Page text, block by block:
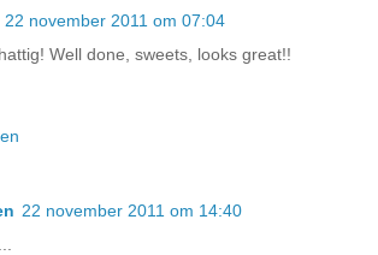
22 november 2011 om 07:04
Well done, sweets, looks great!!
22 november 2011 om 14:40